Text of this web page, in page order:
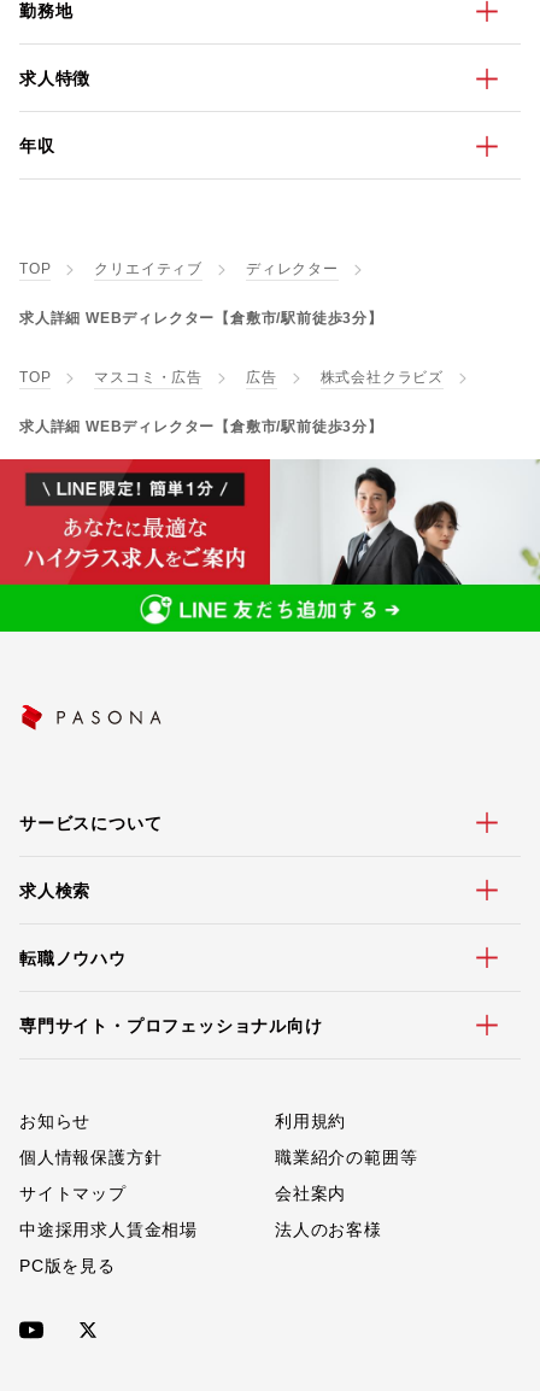
勤務地
求人特徴
年収
TOP クリエイティブ ディレクター
求人詳細 WEBディレクター【倉敷市/駅前徒歩3分】
TOP マスコミ・広告 広告 株式会社クラビズ
求人詳細 WEBディレクター【倉敷市/駅前徒歩3分】
サービスについて
求人検索
転職ノウハウ
専門サイト・プロフェッショナル向け
お知らせ
利用規約
個人情報保護方針
職業紹介の範囲等
サイトマップ
会社案内
中途採用求人賃金相場
法人のお客様
PC版を見る